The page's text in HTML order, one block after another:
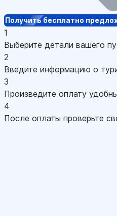
Получить бесплатно
1
Выберите детали вашего
2
Введите информацию о
3
Произведите оплату
4
После оплаты проверьте